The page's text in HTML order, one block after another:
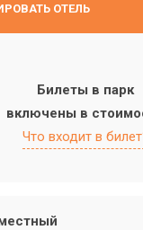
ОТЕЛЬ
Билеты в парк
включены в
Что входит в